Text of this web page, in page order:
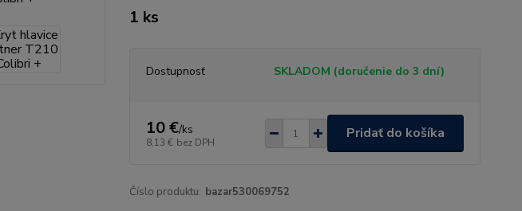
1 ks
Dostupnosť SKLADOM (doručenie do 3 dní)
10 €/ks
8,13 € bez DPH
Pridať do košíka
Číslo produktu: bazar530069752